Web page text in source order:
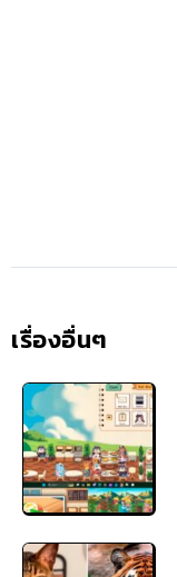
เรื่องอื่นๆ